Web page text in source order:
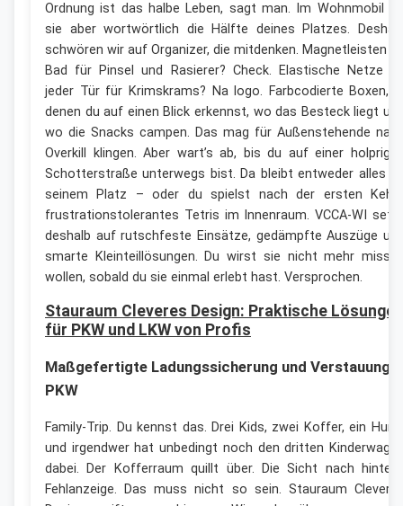
Ordnung ist das halbe Leben, sagt man. Im Wohnmobil
sie aber wortwörtlich die Hälfte deines Platzes.
schwören wir auf Organizer, die mitdenken. Magnetleisten
Bad für Pinsel und Rasierer? Check. Elastische Netze
jeder Tür für Krimskrams? Na logo. Farbcodierte Boxen,
denen du auf einen Blick erkennst, wo das Besteck liegt
wo die Snacks campen. Das mag für Außenstehende
Overkill klingen. Aber wart’s ab, bis du auf einer
Schotterstraße unterwegs bist. Da bleibt entweder alles
seinem Platz – oder du spielst nach der ersten
frustrationstolerantes Tetris im Innenraum. VCCA-WI
deshalb auf rutschfeste Einsätze, gedämpfte Auszüge
smarte Kleinteillösungen. Du wirst sie nicht mehr
wollen, sobald du sie einmal erlebt hast. Versprochen.
Stauraum Cleveres Design: Praktische Lösungen
für PKW und LKW von Profis
Maßgefertigte Ladungssicherung und Verstauung
PKW
Family-Trip. Du kennst das. Drei Kids, zwei Koffer, ein
und irgendwer hat unbedingt noch den dritten
dabei. Der Kofferraum quillt über. Die Sicht nach
Fehlanzeige. Das muss nicht so sein. Stauraum